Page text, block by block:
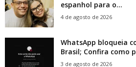
espanhol para o...
4 de agosto de 2026
WhatsApp bloqueia
Brasil; Confira como
3 de agosto de 2026